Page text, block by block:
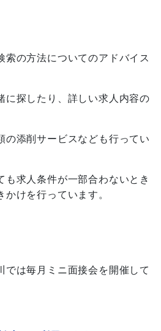
索の方法についてのアドバイス
探したり、詳しい求人内容の
添削サービスなども行ってい
求人条件が一部合わないとき
けを行っています。
は毎月ミニ面接会を開催して